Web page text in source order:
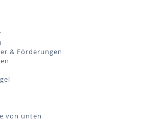
& Förderungen
von unten